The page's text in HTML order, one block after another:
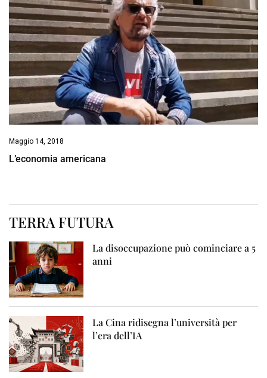
Maggio 14, 2018
L’economia americana
TERRA FUTURA
La disoccupazione può cominciare a 5
anni
La Cina ridisegna l’università per
l’era dell’IA